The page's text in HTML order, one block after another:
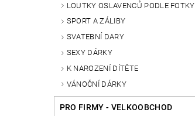
LOUTKY OSLAVENCŮ PODLE FOTKY
SPORT A ZÁLIBY
SVATEBNÍ DARY
SEXY DÁRKY
K NAROZENÍ DÍTĚTE
VÁNOČNÍ DÁRKY
PRO FIRMY - VELKOOBCHOD